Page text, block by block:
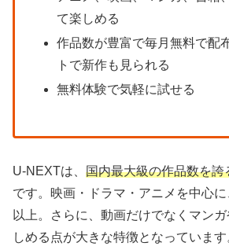
て楽しめる
作品数が豊富で毎月無料で配
トで新作も見られる
無料体験で気軽に試せる
U-NEXTは、 国内最大級の作品数を誇
です。映画・ドラマ・アニメを中心
以上。さらに、動画だけでなくマン
しめる点が大きな特徴となっています